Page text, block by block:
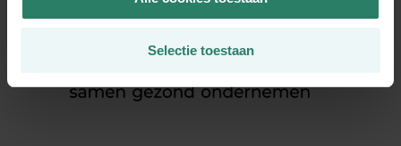
Selectie toestaan